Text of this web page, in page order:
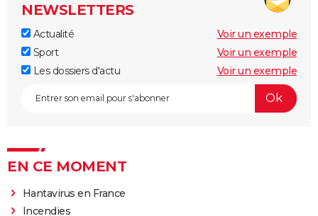
NEWSLETTERS
Actualité
Voir un exemple
Sport
Voir un exemple
Les dossiers d'actu
Voir un exemple
EN CE MOMENT
Hantavirus en France
Incendies